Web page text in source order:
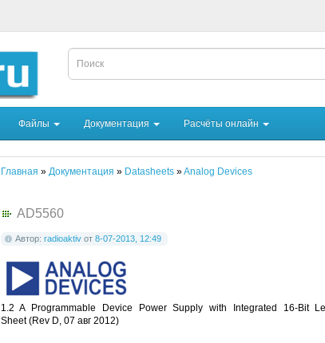
Файлы Документация Расчёты онлайн
Главная » Документация » Datasheets»Analog Devices
AD5560
Автор: radioaktivот 8-07-2013, 12:49
1.2 A Programmable Device Power Supply with Integrated 16-Bit
Sheet (Rev D, 07 авг 2012)